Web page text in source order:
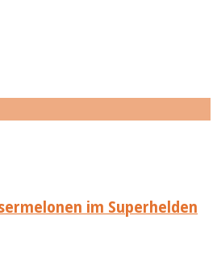
im Superhelden